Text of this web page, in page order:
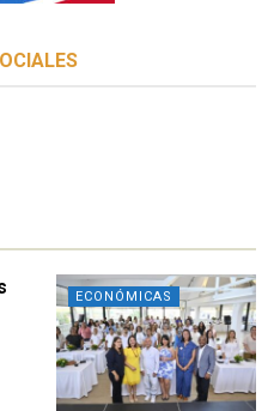
ECONÓMICAS